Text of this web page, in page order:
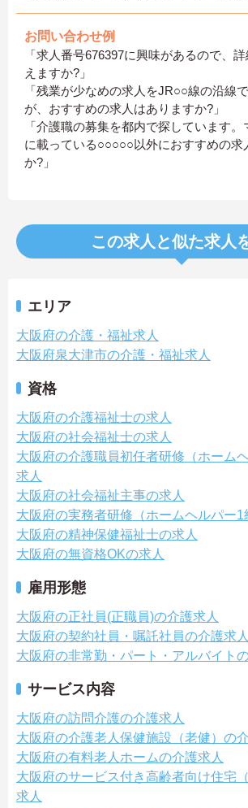
お問い合わせ例
「求人番号676397に興味があるので、
えますか?」
「残業が少なめの求人をJR○○線の沿線
が、おすすめの求人はありますか?」
「介護職の募集を都内で探しています
に載っている○○○○○以外におすすめの求
か?」
この求人と似た求人
エリア
大阪府の介護・福祉求人
大阪府泉大津市の介護・福祉求人
資格
大阪府の介護福祉士の求人
大阪府の社会福祉士の求人
大阪府の介護職員初任者研修（ホーム
求人
大阪府の社会福祉主事の求人
大阪府の実務者研修（ホームヘルパー1
大阪府の精神保健福祉士の求人
大阪府の無資格OKの求人
雇用形態
大阪府の正社員(正職員)の介護求人
大阪府の契約社員・嘱託社員の介護求人
大阪府の非常勤・パート・アルバイト
サービス内容
大阪府の訪問介護の介護求人
大阪府の介護老人保健施設（老健）の
大阪府の有料老人ホームの介護求人
大阪府のサービス付き高齢者向け住宅
求人